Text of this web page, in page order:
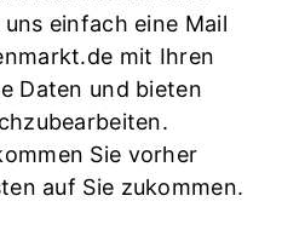
einfach eine Mail
mit Ihren
Daten und bieten
Sie vorher
auf Sie zukommen.